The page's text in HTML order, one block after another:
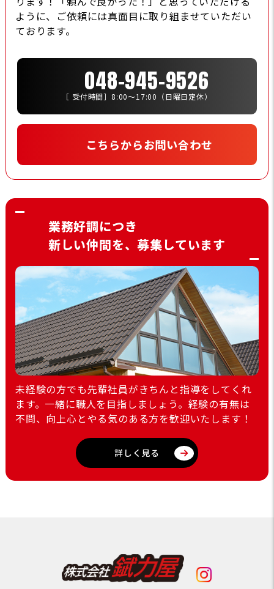
ように、ご依頼には真面目に取り組ませていただい
ております。
048-945-9526
［ 受付時間］8:00〜17:00（日曜日定休）
こちらからお問い合わせ
業務好調につき
新しい仲間を、募集しています
未経験の方でも先輩社員がきちんと指導をしてくれ
ます。一緒に職人を目指しましょう。経験の有無は
不問、向上心とやる気のある方を歓迎いたします！
詳しく見る